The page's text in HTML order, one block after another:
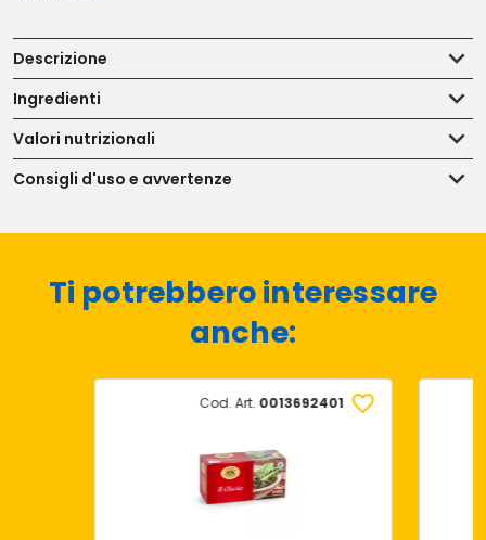
Descrizione
Ingredienti
Valori nutrizionali
Consigli d'uso e avvertenze
Ti potrebbero interessare
anche:
Cod. Art. 0013692401